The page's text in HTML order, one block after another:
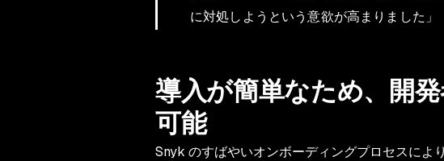
に対処しようという意欲が高まりました」
導入が簡単なため、開
可能
Snyk のすばやいオンボーディングプロセスに